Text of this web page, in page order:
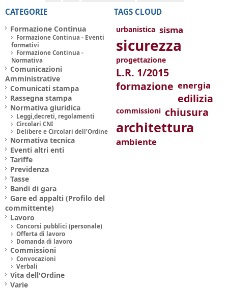
CATEGORIE
Formazione Continua
Formazione Continua - Eventi
formativi
Formazione Continua -
Normativa
Comunicazioni
Amministrative
Comunicati stampa
Rassegna stampa
Normativa giuridica
Leggi,decreti, regolamenti
Circolari CNI
Delibere e Circolari dell'Ordine
Normativa tecnica
Eventi altri enti
Tariffe
Previdenza
Tasse
Bandi di gara
Gare ed appalti (Profilo del
committente)
Lavoro
Concorsi pubblici (personale)
Offerta di lavoro
Domanda di lavoro
Commissioni
Convocazioni
Verbali
Vita dell'Ordine
Varie
TAGS CLOUD
urbanistica sisma
sicurezza
progettazione
L.R. 1/2015
formazione energia
edilizia
commissioni chiusura
architettura
ambiente